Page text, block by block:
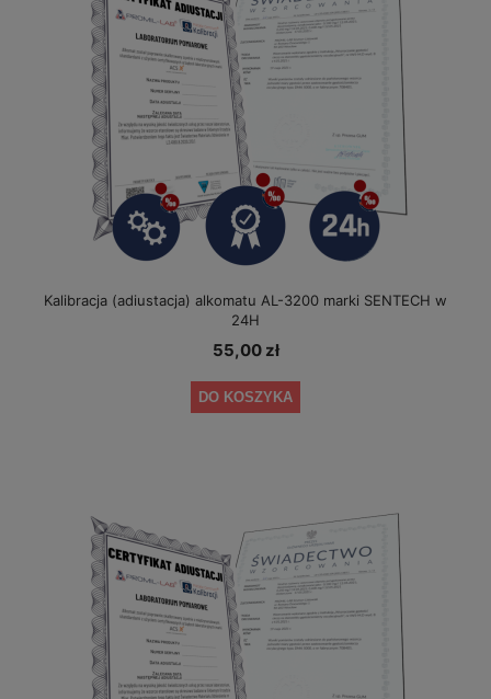
Kalibracja (adiustacja) alkomatu AL-3200 marki SENTECH w
24H
55,00 zł
DO KOSZYKA